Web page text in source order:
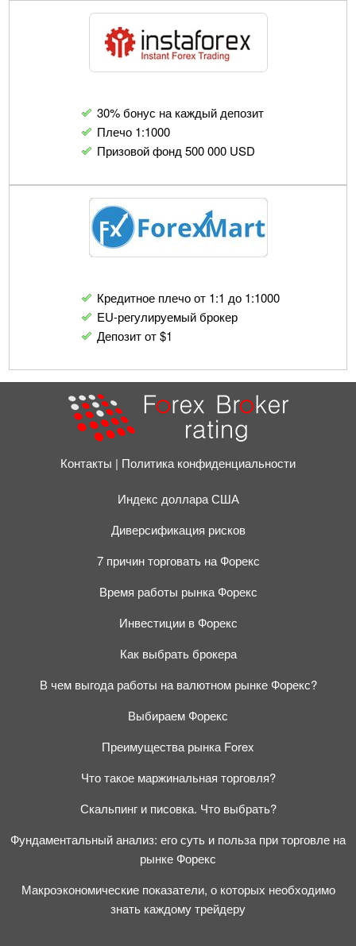
30% бонус на каждый депозит
Плечо 1:1000
Призовой фонд 500 000 USD
Кредитное плечо от 1:1 до 1:1000
EU-регулируемый брокер
Депозит от $1
Контакты Политика конфиденциальности
Индекс доллара США
Диверсификация рисков
7 причин торговать на Форекс
Время работы рынка Форекс
Инвестиции в Форекс
Как выбрать брокера
В чем выгода работы на валютном рынке Форекс?
Выбираем Форекс
Преимущества рынка Forex
Что такое маржинальная торговля?
Скальпинг и писовка. Что выбрать?
Фундаментальный анализ: его суть и польза при торговле на
рынке Форекс
Макроэкономические показатели, о которых необходимо
знать каждому трейдеру